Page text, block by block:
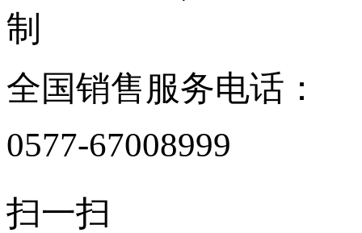
制
全国销售服务电话：
0577-67008999
扫一扫